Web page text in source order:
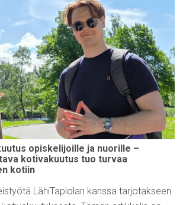
opiskelijoille ja nuorille –
kotivakuutus tuo turvaa
kotiin
LähiTapiolan kanssa tarjotakseen